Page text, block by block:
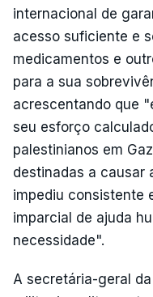
internacional de
acesso suficiente e
medicamentos e
para a sua
acrescentando que
seu esforço
palestinianos em
destinadas a causar
impediu consistente
imparcial de ajuda
necessidade".
A secretária-geral